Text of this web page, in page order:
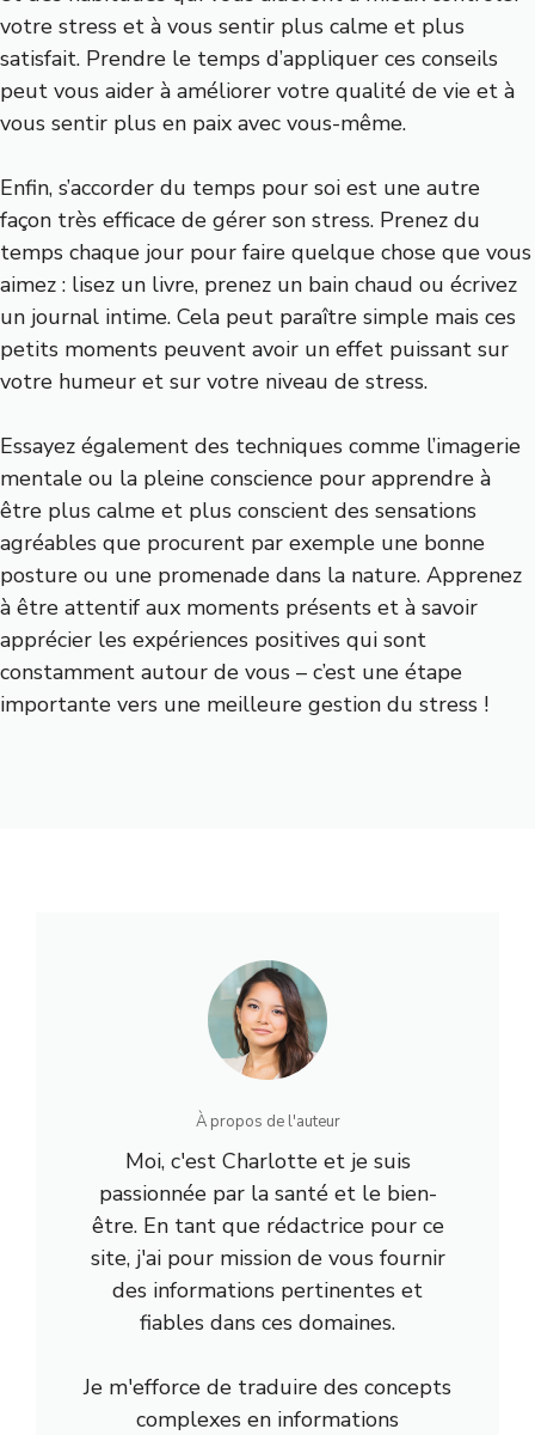
votre stress et à vous sentir plus calme et plus
satisfait. Prendre le temps d’appliquer ces conseils
peut vous aider à améliorer votre qualité de vie et à
vous sentir plus en paix avec vous-même.
Enfin, s’accorder du temps pour soi est une autre
façon très efficace de gérer son stress. Prenez du
temps chaque jour pour faire quelque chose que vous
aimez : lisez un livre, prenez un bain chaud ou écrivez
un journal intime. Cela peut paraître simple mais ces
petits moments peuvent avoir un effet puissant sur
votre humeur et sur votre niveau de stress.
Essayez également des techniques comme l’imagerie
mentale ou la pleine conscience pour apprendre à
être plus calme et plus conscient des sensations
agréables que procurent par exemple une bonne
posture ou une promenade dans la nature. Apprenez
à être attentif aux moments présents et à savoir
apprécier les expériences positives qui sont
constamment autour de vous – c’est une étape
importante vers une meilleure gestion du stress !
À propos de l'auteur
Moi, c'est Charlotte et je suis
passionnée par la santé et le bien-
être. En tant que rédactrice pour ce
site, j'ai pour mission de vous fournir
des informations pertinentes et
fiables dans ces domaines.
Je m'efforce de traduire des concepts
complexes en informations